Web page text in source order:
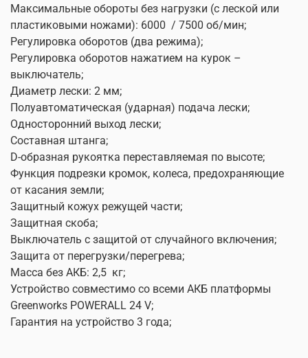
Максимальные обороты без нагрузки (c леской или
пластиковыми ножами): 6000 / 7500 об/мин;
Регулировка оборотов (два режима);
Регулировка оборотов нажатием на курок –
выключатель;
Диаметр лески: 2 мм;
Полуавтоматическая (ударная) подача лески;
Односторонний выход лески;
Составная штанга;
D-образная рукоятка переставляемая по высоте;
Функция подрезки кромок, колеса, предохраняющие
от касания земли;
Защитный кожух режущей части;
Защитная скоба;
Выключатель с защитой от случайного включения;
Защита от перегрузки/перегрева;
Масса без АКБ: 2,5 кг;
Устройство совместимо со всеми АКБ платформы
Greenworks POWERALL 24 V;
Гарантия на устройство 3 года;